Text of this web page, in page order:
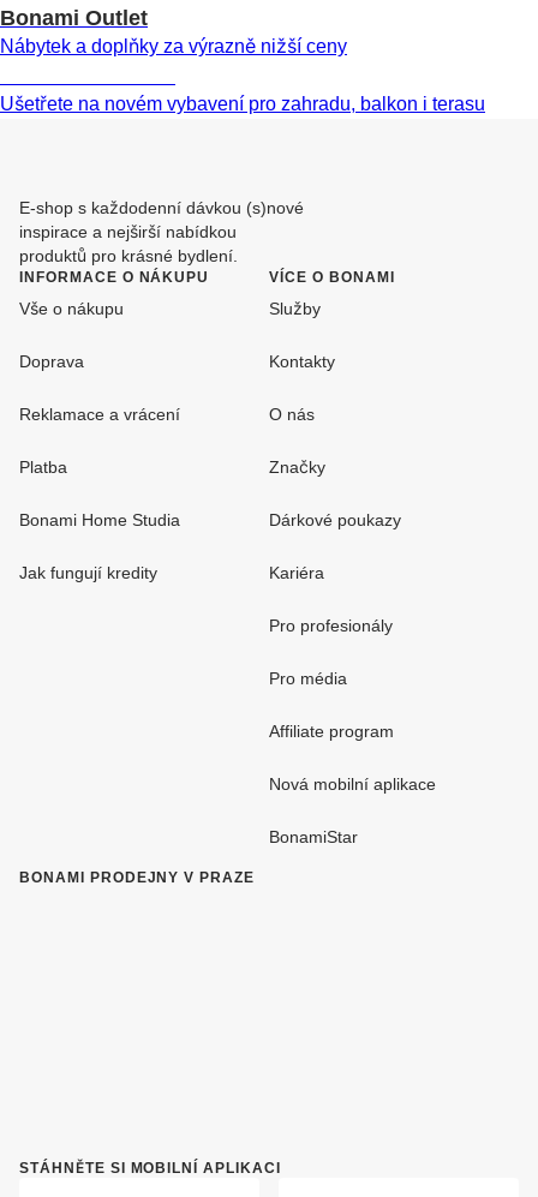
Bonami Outlet
Nábytek a doplňky za výrazně nižší ceny
Ušetřete na novém vybavení pro zahradu, balkon i terasu
E-shop s každodenní dávkou (s)nové
inspirace a nejširší nabídkou
produktů pro krásné bydlení.
INFORMACE O NÁKUPU
Vše o nákupu
Doprava
Reklamace a vrácení
Platba
Bonami Home Studia
Jak fungují kredity
VÍCE O BONAMI
Služby
Kontakty
O nás
Značky
Dárkové poukazy
Kariéra
Pro profesionály
Pro média
Affiliate program
Nová mobilní aplikace
BonamiStar
BONAMI PRODEJNY V PRAZE
STÁHNĚTE SI MOBILNÍ APLIKACI